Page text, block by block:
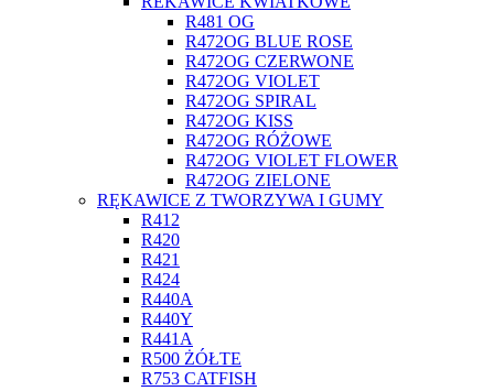
R481 OG
R472OG BLUE ROSE
R472OG CZERWONE
R472OG VIOLET
R472OG SPIRAL
R472OG KISS
R472OG RÓŻOWE
R472OG VIOLET FLOWER
R472OG ZIELONE
RĘKAWICE Z TWORZYWA I GUMY
R412
R420
R421
R424
R440A
R440Y
R441A
R500 ŻÓŁTE
R753 CATFISH